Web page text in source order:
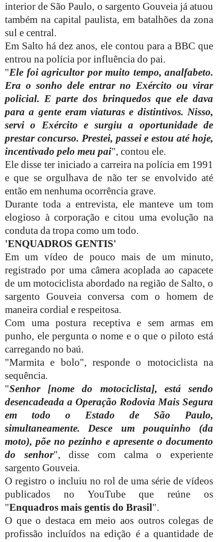
interior de São Paulo, o sargento Gouveia já atuou
também na capital paulista, em batalhões da zona
sul e central.
Em Salto há dez anos, ele contou para a BBC que
entrou na polícia por influência do pai.
"Ele foi agricultor por muito tempo, analfabeto.
Era o sonho dele entrar no Exército ou virar
policial. E parte dos brinquedos que ele dava
para a gente eram viaturas e distintivos. Nisso,
servi o Exército e surgiu a oportunidade de
prestar concurso. Prestei, passei e estou até hoje,
incentivado pelo meu pai", contou ele.
Ele disse ter iniciado a carreira na polícia em 1991
e que se orgulhava de não ter se envolvido até
então em nenhuma ocorrência grave.
Durante toda a entrevista, ele manteve um tom
elogioso à corporação e citou uma evolução na
conduta da tropa como um todo.
'ENQUADROS GENTIS'
Em um vídeo de pouco mais de um minuto,
registrado por uma câmera acoplada ao capacete
de um motociclista abordado na região de Salto, o
sargento Gouveia conversa com o homem de
maneira cordial e respeitosa.
Com uma postura receptiva e sem armas em
punho, ele pergunta o nome e o que o piloto está
carregando no baú.
"Marmita e bolo", responde o motociclista na
sequência.
"Senhor [nome do motociclista], está sendo
desencadeada a Operação Rodovia Mais Segura
em todo o Estado de São Paulo,
simultaneamente. Desce um pouquinho (da
moto), põe no pezinho e apresente o documento
do senhor", disse com calma o experiente
sargento Gouveia.
O registro o incluiu no rol de uma série de vídeos
publicados no YouTube que reúne os
"Enquadros mais gentis do Brasil".
O que o destaca em meio aos outros colegas de
profissão incluídos na edição é a quantidade de